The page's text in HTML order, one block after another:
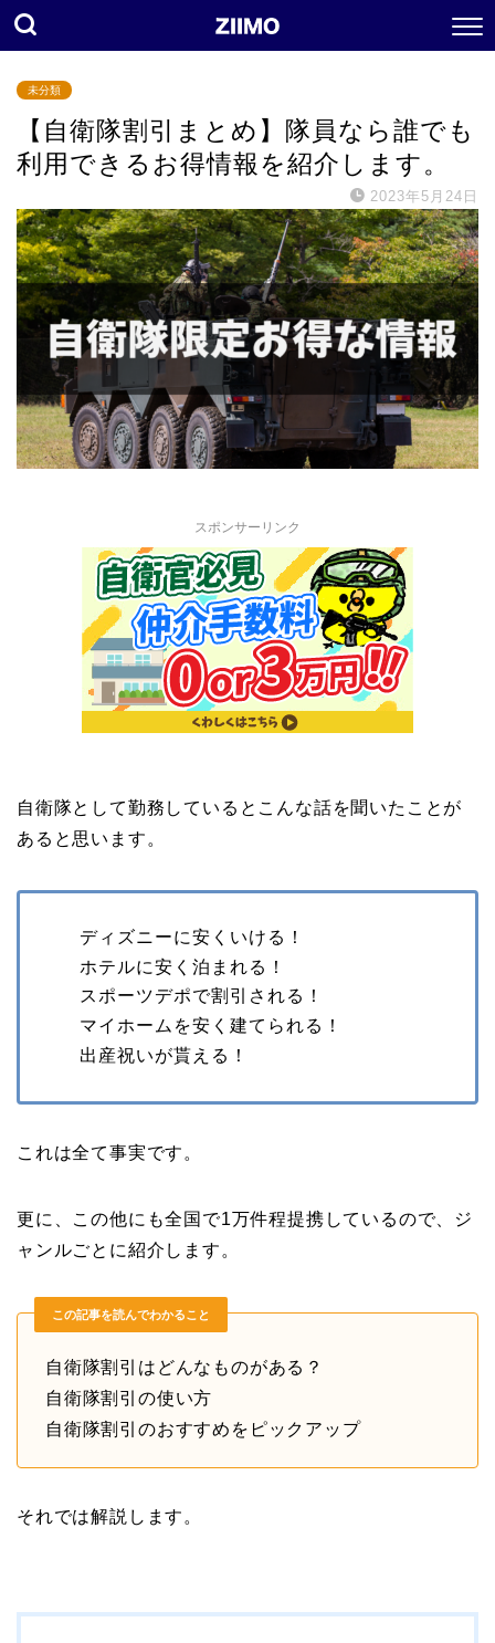
未分類
【自衛隊割引まとめ】隊員なら誰でも
利用できるお得情報を紹介します。
2023年5月24日
スポンサーリンク
自衛隊として勤務しているとこんな話を聞いたことが
あると思います。
ディズニーに安くいける！
ホテルに安く泊まれる！
スポーツデポで割引される！
マイホームを安く建てられる！
出産祝いが貰える！
これは全て事実です。
更に、この他にも全国で1万件程提携しているので、ジ
ャンルごとに紹介します。
この記事を読んでわかること
自衛隊割引はどんなものがある？
自衛隊割引の使い方
自衛隊割引のおすすめをピックアップ
それでは解説します。